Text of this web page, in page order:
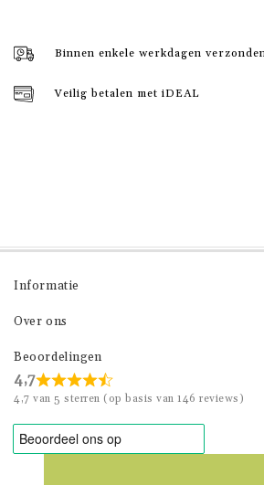
Binnen enkele werkdagen
Veilig betalen met iDEAL
Informatie
Over ons
Beoordelingen
4,7
4,7 van 5 sterren (op basis van 146 reviews)